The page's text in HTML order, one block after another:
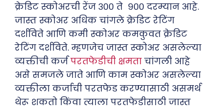
क्रेडिट स्कोअरची रेंज ३०० ते ९०० दरम्यान आहे.
जास्त स्कोअर अधिक चांगले क्रेडिट रेटिंग
दर्शविते आणि कमी स्कोअर कमकुवत क्रेडिट
रेटिंग दर्शविते. म्हणजेच जास्त स्कोअर असलेल्या
व्यक्तीची कर्जपरतफेडीची क्षमता चांगली आहे
असे समजले जाते आणि काम स्कोअर असलेल्या
व्यक्तीला कर्जाची परतफेड करण्यासाठी असमर्थ
थेरू शकतो किंवा त्याला परतफेडीसाठी जास्त